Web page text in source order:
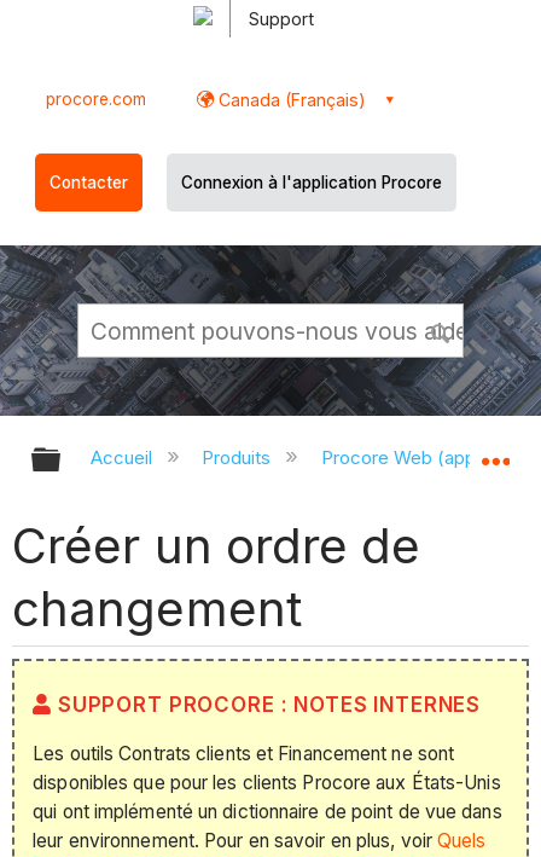
Support
procore.com Canada (Français)
Contacter Connexion à l'application Procore
Développer/réduire la hiérarchie
Accueil Produits Procore Web
Créer un ordre de
changement
SUPPORT PROCORE : NOTES INTERNES
Les outils Contrats clients et Financement ne sont
disponibles que pour les clients Procore aux États-Unis
qui ont implémenté un dictionnaire de point de vue dans
leur environnement. Pour en savoir en plus, voirQuels